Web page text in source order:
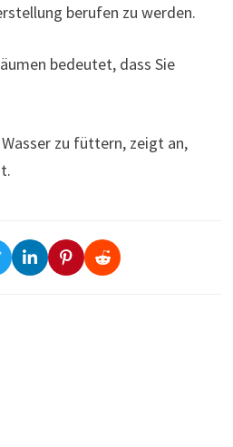
berufen zu werden.
bedeutet, dass Sie
zu füttern, zeigt an,